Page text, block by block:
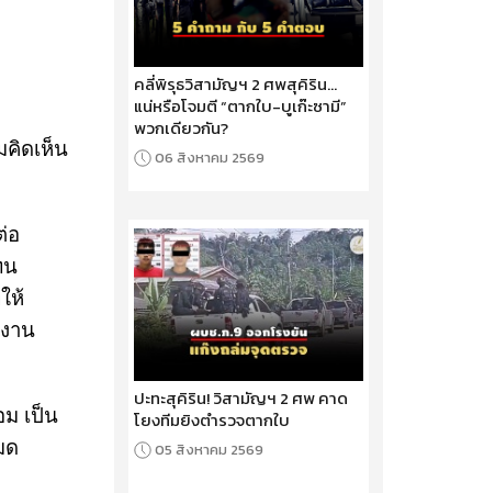
คิดเห็น
อ
น
ห้
าน
เป็น
ด
คลี่พิรุธวิสามัญฯ 2 ศพสุคิริน...
แน่หรือโจมตี “ตากใบ-บูเก๊ะซามี”
พวกเดียวกัน?
06 สิงหาคม 2569
ปะทะสุคิริน! วิสามัญฯ 2 ศพ คาด
โยงทีมยิงตำรวจตากใบ
05 สิงหาคม 2569